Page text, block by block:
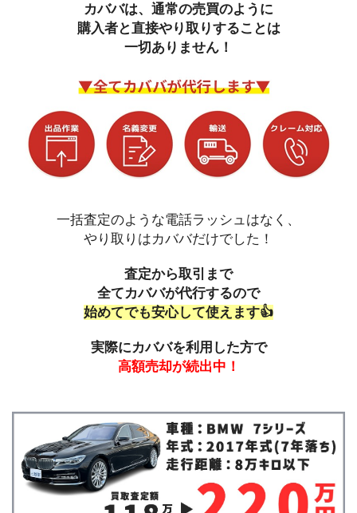
カババは、通常の売買のように
購入者と直接やり取りすることは
一切ありません！
一括査定のような電話ラッシュはなく、
やり取りはカババだけでした！
査定から取引まで
全てカババが代行するので
始めてでも安心して使えます👍
実際にカババを利用した方で
高額売却が続出中！